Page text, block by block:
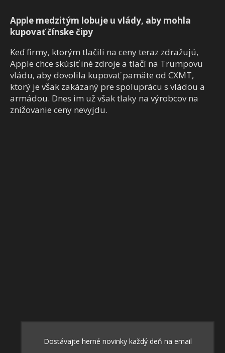
Apple medzitým lobuje u vlády, aby mohla
kupovať čínske čipy
Keď firmy, ktorým tlačili na ceny teraz zdražujú,
Apple chce skúsiť iné zdroje a tlačí na Trumpovu
vládu, aby dovolila kupovať pamäte od CXMT,
ktorý je však zakázaný pre spoluprácu s vládou a
armádou. Dnes im už však tlaky na výrobcov na
znižovanie ceny nevyjdu.